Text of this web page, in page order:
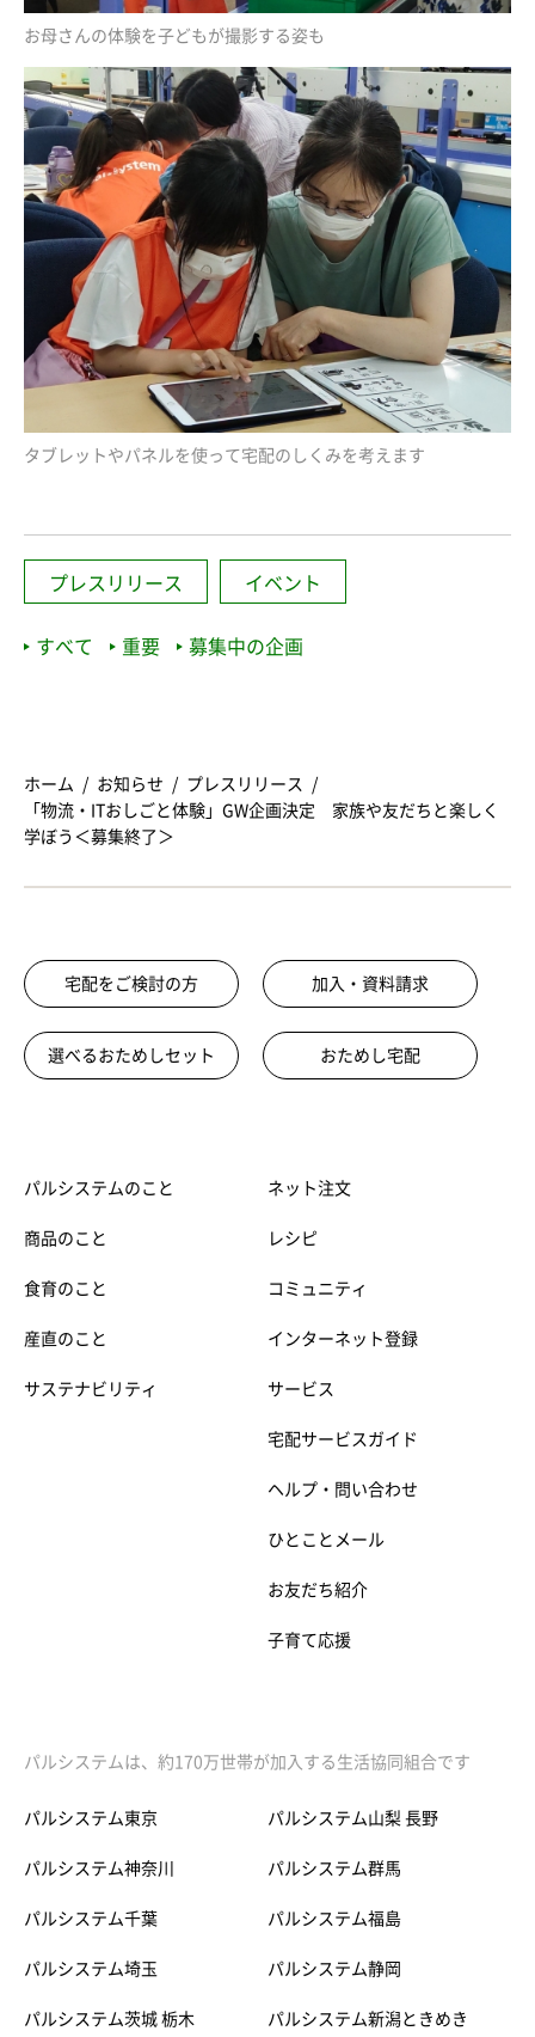
お母さんの体験を子どもが撮影する姿も
タブレットやパネルを使って宅配のしくみを考えます
プレスリリース イベント
すべて 重要 募集中の企画
ホーム お知らせ
プレスリリース
「物流・ITおしごと体験」GW企画決定 家族や友だちと楽しく
学ぼう＜募集終了＞
宅配をご検討の方 加入・資料請求
選べるおためしセット おためし宅配
パルシステムのこと
商品のこと
食育のこと
産直のこと
サステナビリティ
ネット注文
レシピ
コミュニティ
インターネット登録
サービス
宅配サービスガイド
ヘルプ・問い合わせ
ひとことメール
お友だち紹介
子育て応援
パルシステムは、約170万世帯が加入する生活協同組合です
パルシステム東京
パルシステム神奈川
パルシステム千葉
パルシステム埼玉
パルシステム茨城 栃木
パルシステム山梨 長野
パルシステム群馬
パルシステム福島
パルシステム静岡
パルシステム新潟ときめき